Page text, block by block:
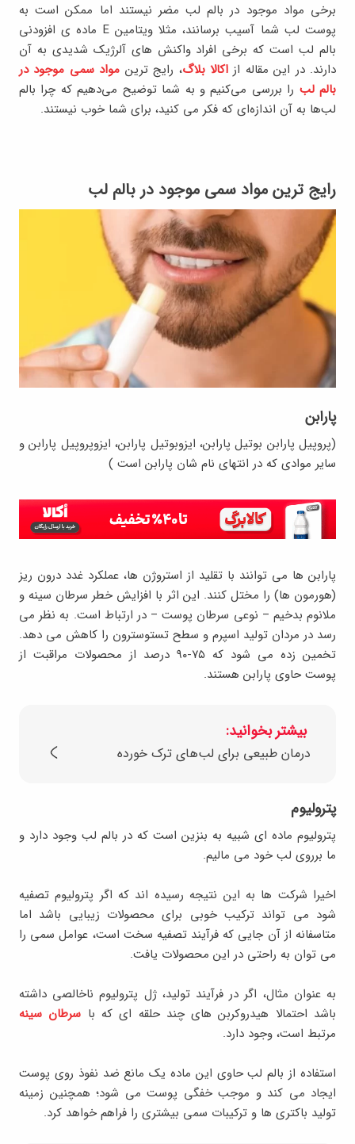
برخی مواد موجود در بالم لب مضر نیستند اما ممکن است به
پوست لب شما آسیب برسانند، مثلا ویتامین E ماده ی افزودنی
بالم لب است که برخی افراد واکنش های آلرژیک شدیدی به آن
دارند. در این مقاله ازاکالا بلاگ، رایج ترین مواد سمی موجود در
بالم لب را بررسی می‌کنیم و به شما توضیح می‌دهیم که چرا بالم
لب‌ها به آن اندازه‌ای که فکر می کنید، برای شما خوب نیستند.
رایج ترین مواد سمی موجود در بالم لب
پارابن
(پروپیل پارابن بوتیل پارابن، ایزوبوتیل پارابن، ایزوپروپیل پارابن و
سایر موادی که در انتهای نام شان پارابن است )
پارابن ها می توانند با تقلید از استروژن ها، عملکرد غدد درون ریز
(هورمون ها) را مختل کنند. این اثر با افزایش خطر سرطان سینه و
ملانوم بدخیم – نوعی سرطان پوست – در ارتباط است. به نظر می
رسد در مردان تولید اسپرم و سطح تستوسترون را کاهش می دهد.
تخمین زده می شود که ۷۵-۹۰ درصد از محصولات مراقبت از
پوست حاوی پارابن هستند.
بیشتر بخوانید:
درمان طبیعی برای لب‌های ترک خورده
پترولیوم
پترولیوم ماده ای شبیه به بنزین است که در بالم لب وجود دارد و
ما برروی لب خود می مالیم.
اخیرا شرکت ها به این نتیجه رسیده اند که اگر پترولیوم تصفیه
شود می تواند ترکیب خوبی برای محصولات زیبایی باشد اما
متاسفانه از آن جایی که فرآیند تصفیه سخت است، عوامل سمی را
می توان به راحتی در این محصولات یافت.
به عنوان مثال، اگر در فرآیند تولید، ژل پترولیوم ناخالصی داشته
باشد احتمالا هیدروکربن های چند حلقه ای که با سرطان سینه
مرتبط است، وجود دارد.
استفاده از بالم لب حاوی این ماده یک مانع ضد نفوذ روی پوست
ایجاد می کند و موجب خفگی پوست می شود؛ همچنین زمینه
تولید باکتری ها و ترکیبات سمی بیشتری را فراهم خواهد کرد.